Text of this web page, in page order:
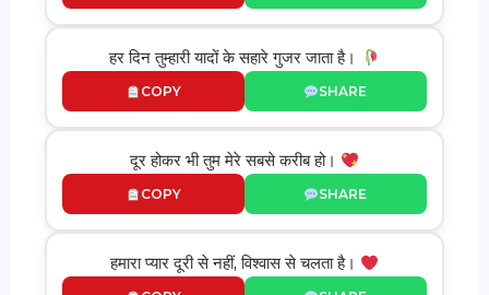
हर दिन तुम्हारी यादों के सहारे गुजर जाता है।
COPY SHARE
दूर होकर भी तुम मेरे सबसे करीब हो।
COPY SHARE
हमारा प्यार दूरी से नहीं, विश्वास से चलता है।